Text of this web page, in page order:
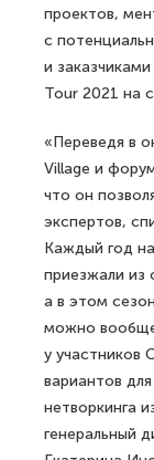
проектов,
с
и
Tour 2021 на
«Переведя в
Village и
что он
экспертов,
Каждый год
приезжали из
а в этом
можно вообще
у участников
вариантов
нетворкинга
генеральный